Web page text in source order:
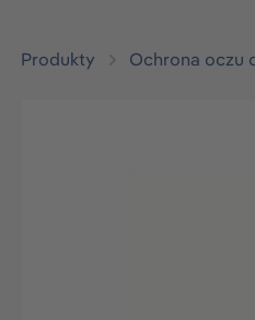
Produkty Ochrona oczu